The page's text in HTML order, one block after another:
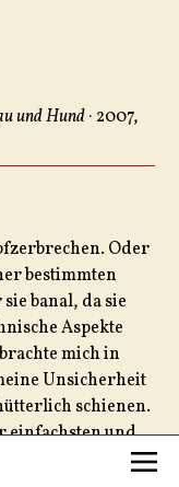
und Hund· 2007,
Oder
bestimmten
banal, da sie
Aspekte
mich in
Unsicherheit
schienen.
einfachsten und,
Form lautete